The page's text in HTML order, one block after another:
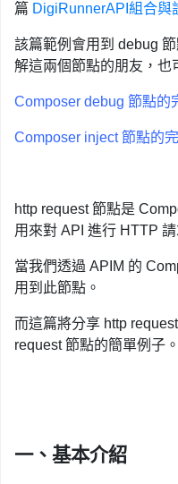
篇 DigiRunnerAPI組合與
該篇範例會用到 debug
解這兩個節點的朋友，也
Composer debug 節點的
Composer inject 節點的
http request 節點是
用來對 API 進行 HTTP 請
當我們透過 APIM 的
用到此節點。
而這篇將分享 http
request 節點的簡單例子。
一、基本介紹